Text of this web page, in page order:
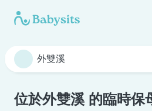
位於外雙溪 的臨時保